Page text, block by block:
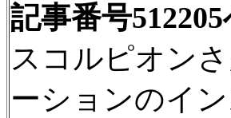
記事番号
スコルピオン
ーションのイ